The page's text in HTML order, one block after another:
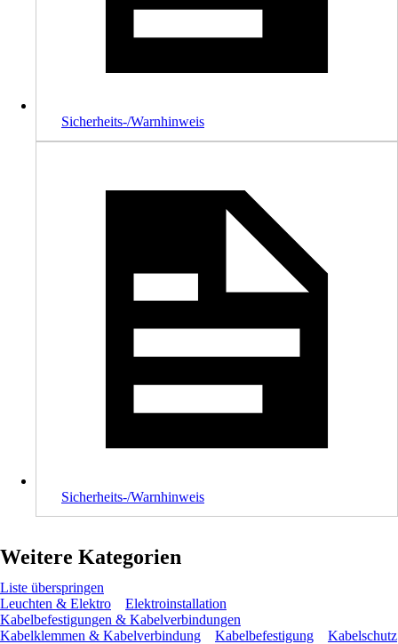
Sicherheits-/Warnhinweis
Sicherheits-/Warnhinweis
Weitere Kategorien
Liste überspringen
Leuchten & Elektro
Elektroinstallation
Kabelbefestigungen & Kabelverbindungen
Kabelklemmen & Kabelverbindung
Kabelbefestigung Kabelschutz